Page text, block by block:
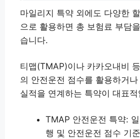
마일리지 특약 외에도 다양한
으로 활용하면 총 보험료 부담
습니다.
티맵(TMAP)이나 카카오내비
의 안전운전 점수를 활용하거
실적을 연계하는 특약이 대표적
TMAP 안전운전 특약:
행 및 안전운전 점수 기